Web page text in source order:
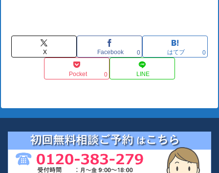
X Facebook 0 はてブ 0
Pocket 0 LINE